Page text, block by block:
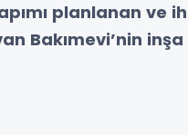
planlanan ve
Bakımevi’nin